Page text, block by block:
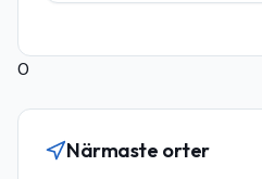
0
Närmaste orter